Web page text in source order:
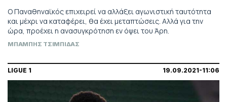
Ο Παναθηναϊκός επιχειρεί να αλλάξει αγωνιστική ταυτότητα
και μέχρι να καταφέρει, θα έχει μεταπτώσεις. Αλλά για την
ώρα, προέχει η ανασυγκρότηση εν όψει του Άρη.
ΜΠΑΜΠΗΣ ΤΣΙΜΠΙΔΑΣ
LIGUE 1 19.09.2021-11:06